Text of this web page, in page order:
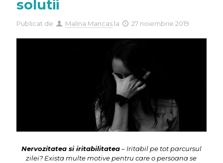
solutii
Publicat de Malina Mancas la 27 noiembrie 2019
Nervozitatea si iritabilitatea– Iritabil pe tot parcursul
zilei? Exista multe motive pentru care o persoana se